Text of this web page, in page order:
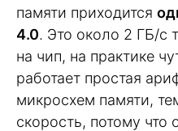
памяти приходится
4.0. Это около 2 ГБ/с
на чип, на практике
работает простая
микросхем памяти,
скорость, потому что